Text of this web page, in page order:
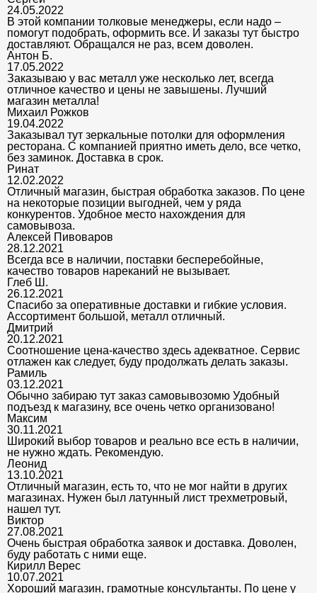
24.05.2022
В этой компании толковые менеджеры, если надо –
помогут подобрать, оформить все. И заказы тут быстро
доставляют. Обращался не раз, всем доволен.
Антон Б.
17.05.2022
Заказываю у вас металл уже несколько лет, всегда
отличное качество и цены не завышены. Лучший
магазин металла!
Михаил Рожков
19.04.2022
Заказывал тут зеркальные потолки для оформления
ресторана. С компанией приятно иметь дело, все четко,
без заминок. Доставка в срок.
Ринат
12.02.2022
Отличный магазин, быстрая обработка заказов. По цене
на некоторые позиции выгодней, чем у ряда
конкурентов. Удобное место нахождения для
самовывоза.
Алексей Пивоваров
28.12.2021
Всегда все в наличии, поставки бесперебойные,
качество товаров нареканий не вызывает.
Глеб Ш.
26.12.2021
Спасибо за оперативные доставки и гибкие условия.
Ассортимент большой, металл отличный.
Дмитрий
20.12.2021
Соотношение цена-качество здесь адекватное. Сервис
отлажен как следует, буду продолжать делать заказы.
Рамиль
03.12.2021
Обычно забираю тут заказ самовывозомю Удобный
подъезд к магазину, все очень четко организовано!
Максим
30.11.2021
Широкий выбор товаров и реально все есть в наличии,
не нужно ждать. Рекомендую.
Леонид
13.10.2021
Отличный магазин, есть то, что не мог найти в других
магазинах. Нужен был латунный лист трехметровый,
нашел тут.
Виктор
27.08.2021
Очень быстрая обработка заявок и доставка. Доволен,
буду работать с ними еще.
Кирилл Верес
10.07.2021
Хороший магазин, грамотные консультанты. По цене у